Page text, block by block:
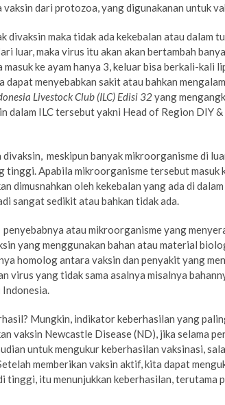
dari protozoa, yang digunakanan untuk
divaksin maka tidak ada kekebalan atau dalam
luar, maka virus itu akan akan bertambah
ke ayam hanya 3, keluar bisa berkali-kali
menyebabkan sakit atau bahkan
Livestock Club (ILC) Edisi 32yang
dalam ILC tersebut yakni Head of Region DIY
meskipun banyak mikroorganisme di
tinggi. Apabila mikroorganisme tersebut masuk
dimusnahkan oleh kekebalan yang ada di
sangat sedikit atau bahkan tidak ada.
atau mikroorganisme yang
yang menggunakan bahan atau material
homolog antara vaksin dan penyakit yang
virus yang tidak sama asalnya misalnya
Mungkin, indikator keberhasilan yang
vaksin Newcastle Disease (ND), jika selama
untuk mengukur keberhasilan vaksinasi,
memberikan vaksin aktif, kita dapat
itu menunjukkan keberhasilan, terutama